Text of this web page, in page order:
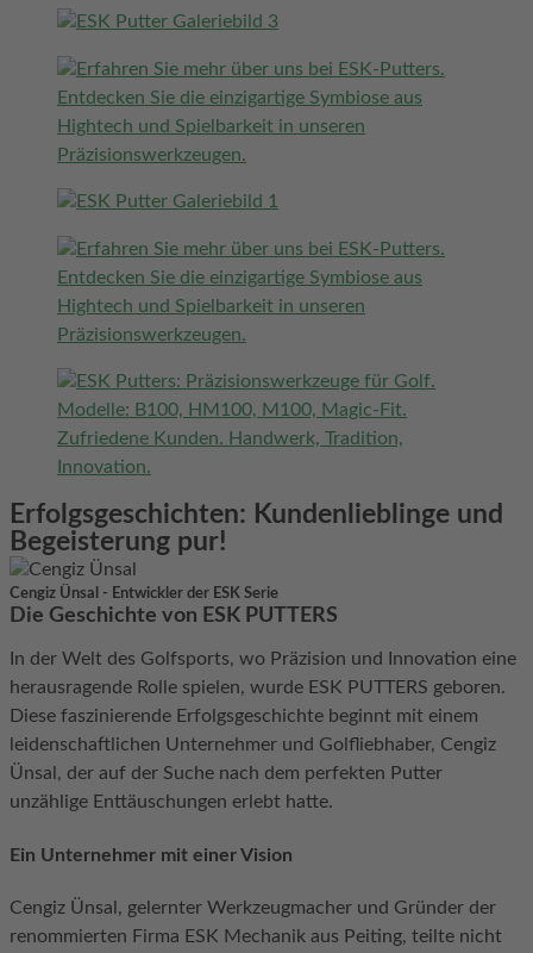
Erfolgsgeschichten: Kundenlieblinge und
Begeisterung pur!
Cengiz Ünsal - Entwickler der ESK Serie
Die Geschichte von ESK PUTTERS
In der Welt des Golfsports, wo Präzision und Innovation eine
herausragende Rolle spielen, wurde ESK PUTTERS geboren.
Diese faszinierende Erfolgsgeschichte beginnt mit einem
leidenschaftlichen Unternehmer und Golfliebhaber, Cengiz
Ünsal, der auf der Suche nach dem perfekten Putter
unzählige Enttäuschungen erlebt hatte.
Ein Unternehmer mit einer Vision
Cengiz Ünsal, gelernter Werkzeugmacher und Gründer der
renommierten Firma ESK Mechanik aus Peiting, teilte nicht